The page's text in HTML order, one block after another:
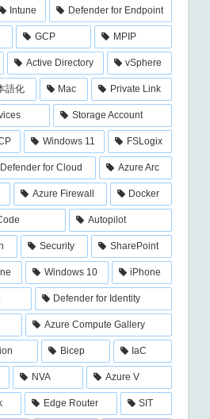
Intune Defender for Endpoint
GCP MPIP
Active Directory vSphere
語化 Mac Private Link
Storage Account
Windows 11 FSLogix
Defender for Cloud Azure Arc
Azure Firewall Docker
Autopilot
Security SharePoint
Windows 10 iPhone
Defender for Identity
Azure Compute Gallery
Bicep IaC
NVA Azure V
Edge Router SIT